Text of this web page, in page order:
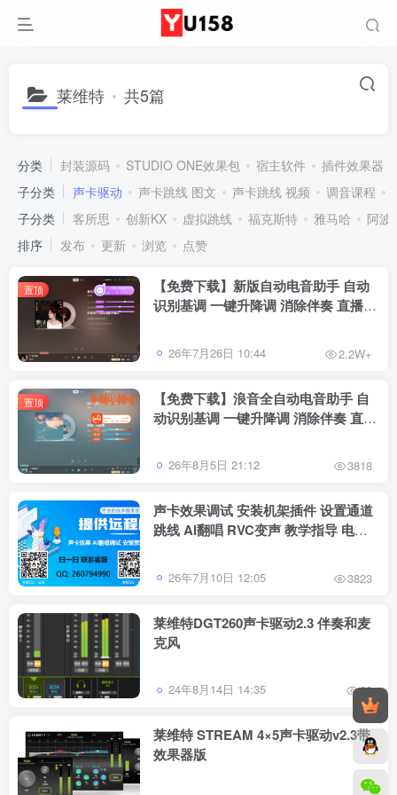
莱维特 共5篇
分类 封装源码 STUDIO ONE效果包 宿主软件
插件效果器
子分类
声卡驱动 声卡跳线 图文 声卡跳线 视频 调音课程
子分类
客所思 创新KX 虚拟跳线 福克斯特 雅马哈
阿波
排序
发布 更新 浏览 点赞
置顶
【免费下载】新版自动电音助手 自动
识别基调 一键升降调 消除伴奏 直播唱
26年7月26日 10:44 2.2W+
置顶
【免费下载】浪音全自动电音助手 自
动识别基调 一键升降调 消除伴奏 直播
26年8月5日 21:12 3818
声卡效果调试 安装机架插件 设置通道
跳线 AI翻唱 RVC变声 教学指导 电脑
26年7月10日 12:05 3823
莱维特DGT260声卡驱动2.3 伴奏和麦
克风
24年8月14日 14:35 69
莱维特 STREAM 4×5声卡驱动v2.3带
效果器版